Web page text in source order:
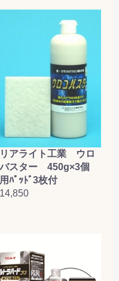
アライト工業 ウロ
バスター 450g×3個
ﾊﾟｯﾄﾞ3枚付